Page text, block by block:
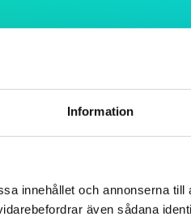
Information
innehållet och annonserna
även sådana